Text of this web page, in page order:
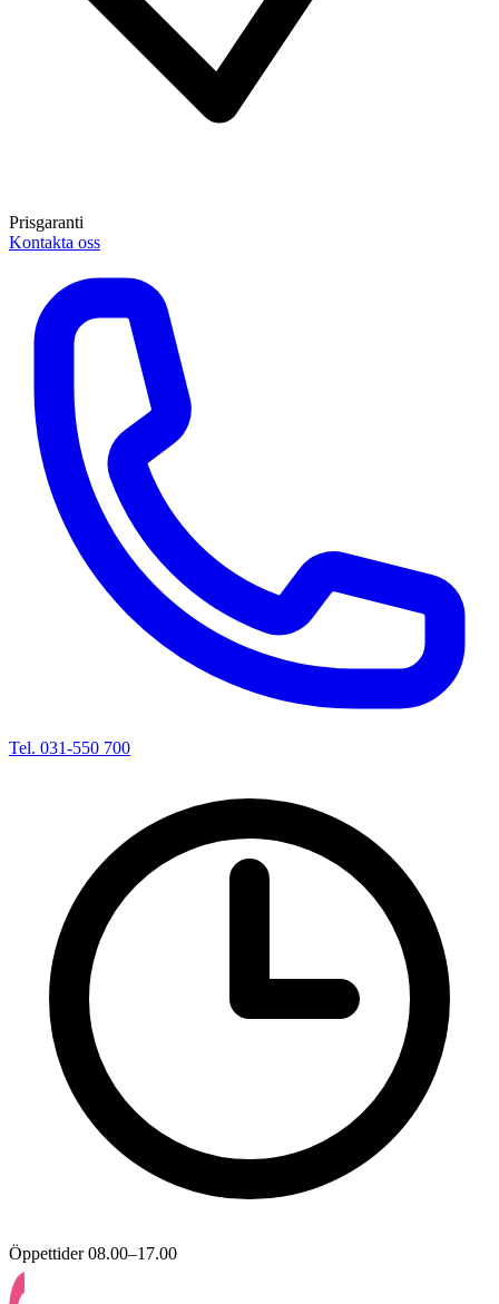
Prisgaranti
Kontakta oss
Tel. 031-550 700
Öppettider 08.00–17.00